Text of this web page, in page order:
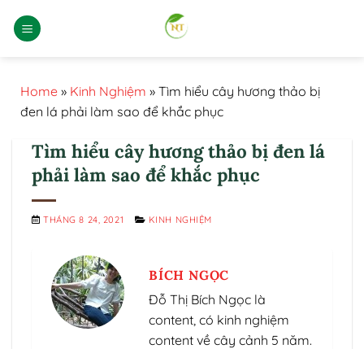
qua
Home » Kinh Nghiệm » Tìm hiểu cây hương thảo bị
đen lá phải làm sao để khắc phục
Tìm hiểu cây hương thảo bị đen lá
phải làm sao để khắc phục
THÁNG 8 24, 2021 KINH NGHIỆM
BÍCH NGỌC
Đỗ Thị Bích Ngọc là
content, có kinh nghiệm
content về cây cảnh 5 năm.